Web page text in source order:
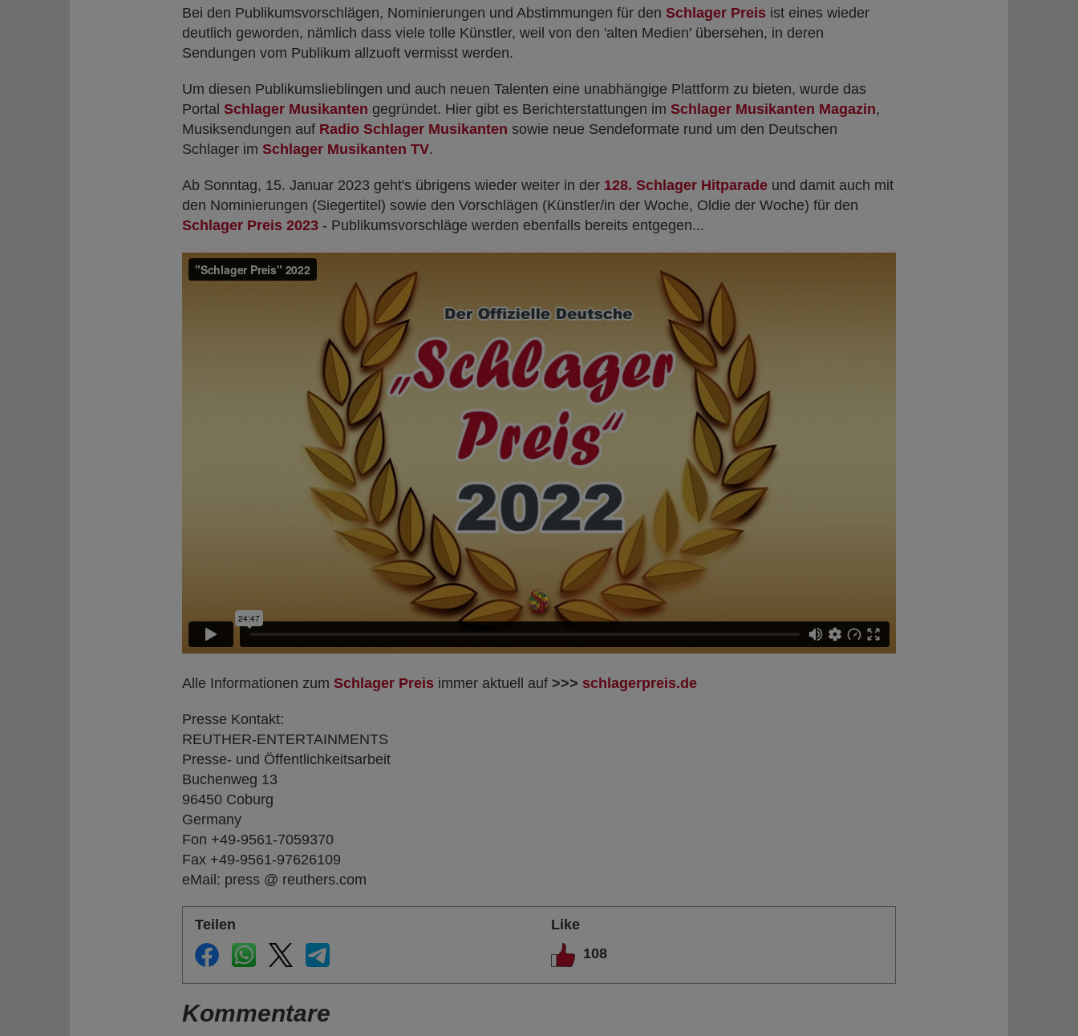
Bei den Publikumsvorschlägen, Nominierungen und Abstimmungen für den Schlager Preis ist eines wieder
deutlich geworden, nämlich dass viele tolle Künstler, weil von den 'alten Medien' übersehen, in deren
Sendungen vom Publikum allzuoft vermisst werden.
Um diesen Publikumslieblingen und auch neuen Talenten eine unabhängige Plattform zu bieten, wurde das
Portal Schlager Musikanten gegründet. Hier gibt es Berichterstattungen im Schlager Musikanten Magazin,
Musiksendungen auf Radio Schlager Musikanten sowie neue Sendeformate rund um den Deutschen
Schlager im Schlager Musikanten TV.
Ab Sonntag, 15. Januar 2023 geht's übrigens wieder weiter in der 128. Schlager Hitparade und damit auch mit
den Nominierungen (Siegertitel) sowie den Vorschlägen (Künstler/in der Woche, Oldie der Woche) für den
Schlager Preis 2023 - Publikumsvorschläge werden ebenfalls bereits entgegen...
Alle Informationen zum Schlager Preis immer aktuell auf >>> schlagerpreis.de
Presse Kontakt:
REUTHER-ENTERTAINMENTS
Presse- und Öffentlichkeitsarbeit
Buchenweg 13
96450 Coburg
Germany
Fon +49-9561-7059370
Fax +49-9561-97626109
eMail: press @ reuthers.com
Teilen
Like
108
Kommentare